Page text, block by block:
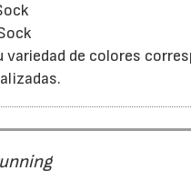
variedad de colores